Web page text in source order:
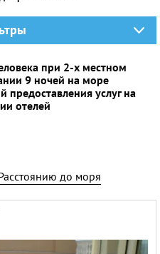
при 2-х местном
9 ночей на море
услуг на
отелей
до моря